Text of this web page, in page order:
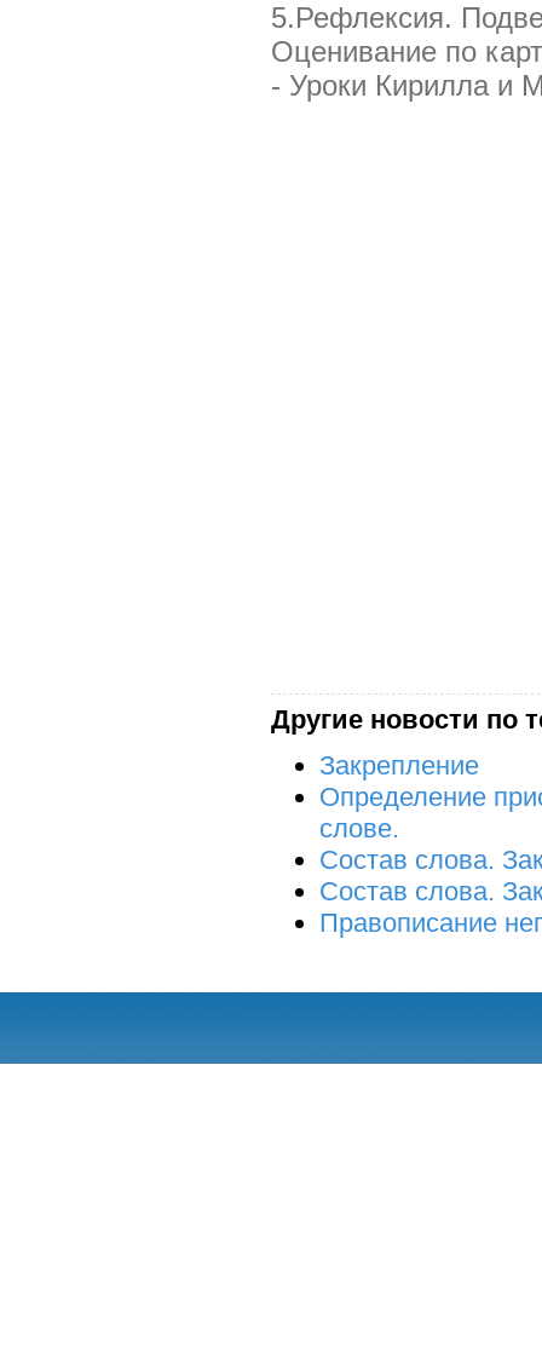
5.Рефлексия.
Оценивание по
- Уроки Кирилла и
Другие новости по
Закрепление
Определение
слове.
Состав слова.
Состав слова.
Правописание